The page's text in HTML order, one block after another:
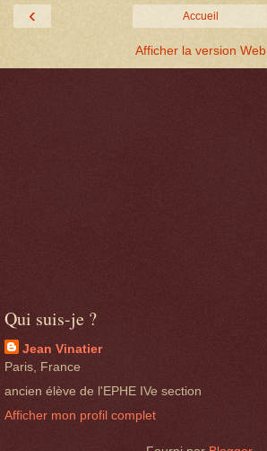
‹ Accueil
Afficher la version Web
Qui suis-je ?
Jean Vinatier
Paris, France
ancien élève de l'EPHE IVe section
Afficher mon profil complet